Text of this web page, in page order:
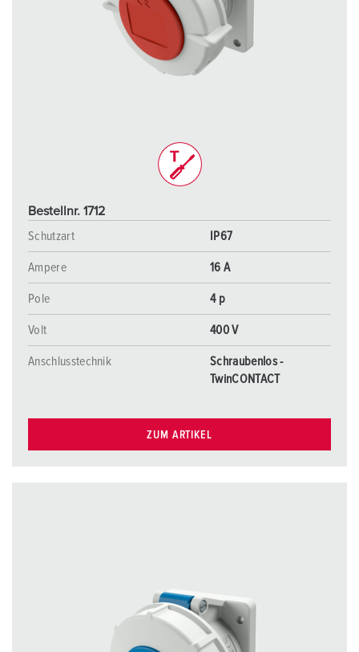
Bestellnr. 1712
Schutzart
IP67
Ampere 16 A
Pole 4 p
Volt 400 V
Anschlusstechnik
Schraubenlos -
TwinCONTACT
ZUM ARTIKEL